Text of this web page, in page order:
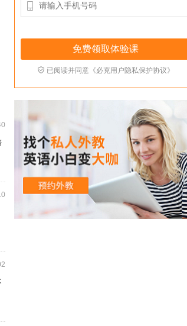

 已阅读并同意《必克用户隐私保护协议》